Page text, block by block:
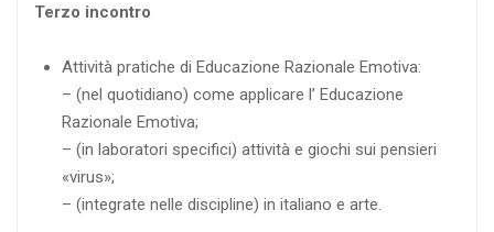
Terzo incontro
Attività pratiche di Educazione Razionale Emotiva:
– (nel quotidiano) come applicare l’ Educazione
Razionale Emotiva;
– (in laboratori specifici) attività e giochi sui pensieri
«virus»;
– (integrate nelle discipline) in italiano e arte.